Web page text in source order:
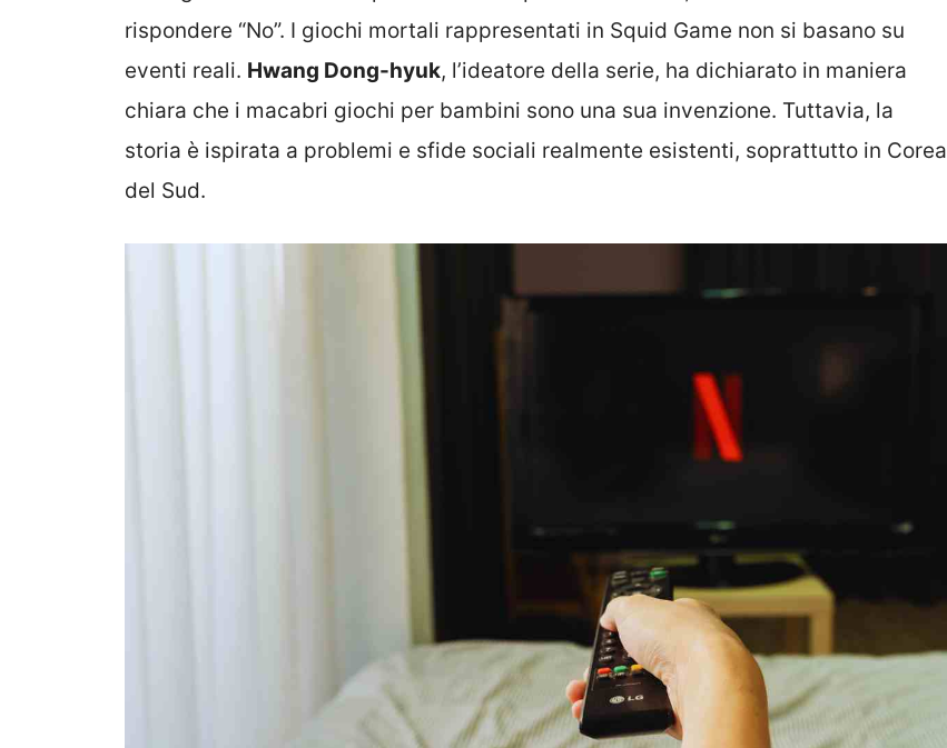
rispondere “No”. I giochi mortali rappresentati in Squid Game non si basano su
eventi reali. Hwang Dong-hyuk, l’ideatore della serie, ha dichiarato in maniera
chiara che i macabri giochi per bambini sono una sua invenzione. Tuttavia, la
storia è ispirata a problemi e sfide sociali realmente esistenti, soprattutto in Corea
del Sud.